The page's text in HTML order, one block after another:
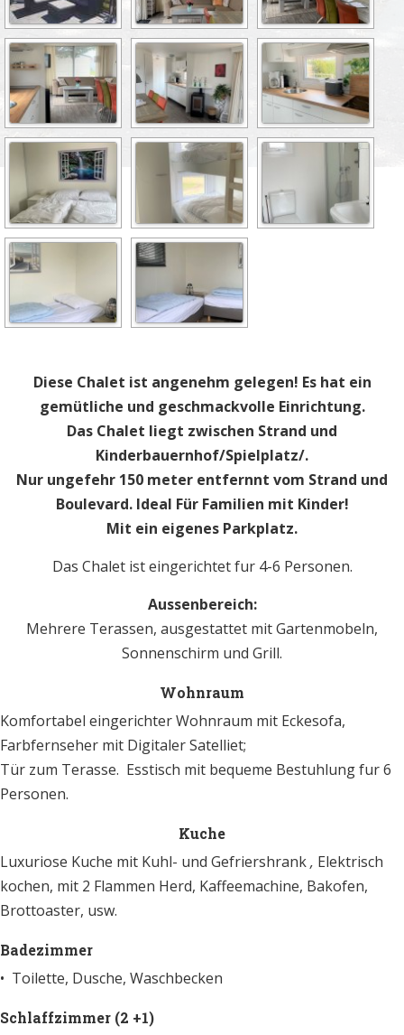
Diese Chalet ist angenehm gelegen! Es hat ein
gemütliche und geschmackvolle Einrichtung.
Das Chalet liegt zwischen Strand und
Kinderbauernhof/Spielplatz/.
Nur ungefehr 150 meter entfernnt vom Strand und
Boulevard. Ideal Für Familien mit Kinder!
Mit ein eigenes Parkplatz.
Das Chalet ist eingerichtet fur 4-6 Personen.
Aussenbereich:
Mehrere Terassen, ausgestattet mit Gartenmobeln,
Sonnenschirm und Grill.
Wohnraum
Komfortabel eingerichter Wohnraum mit Eckesofa,
Farbfernseher mit Digitaler Satelliet;
Tür zum Terasse. Esstisch mit bequeme Bestuhlung fur 6
Personen.
Kuche
Luxuriose Kuche mit Kuhl- und Gefriershrank, Elektrisch
kochen, mit 2 Flammen Herd, Kaffeemachine, Bakofen,
Brottoaster, usw.
Badezimmer
• Toilette, Dusche, Waschbecken
Schlaffzimmer (2 +1)